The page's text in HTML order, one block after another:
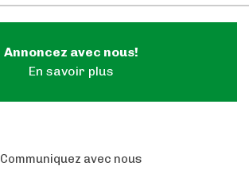
Annoncez avec nous!
En savoir plus
Communiquez avec nous